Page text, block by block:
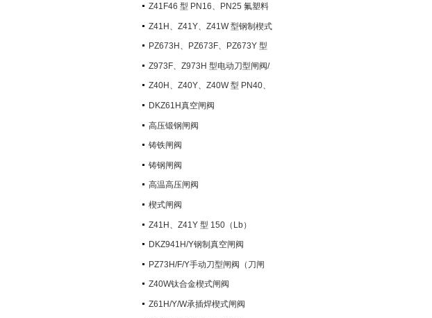
Z41F46 型 PN16、PN25 氟塑料
衬里楔式闸阀
Z41H、Z41Y、Z41W 型钢制楔式
闸阀PZ673H、PZ673F、PZ673Y 型
气动刀型闸阀/刀闸阀
Z973F、Z973H 型电动刀型闸阀/
刀闸阀
Z40H、Z40Y、Z40W 型 PN40、
PN63 钢制楔式闸阀
DKZ61H真空闸阀
高压锻钢闸阀
铸铁闸阀
铸钢闸阀
高温高压闸阀
楔式闸阀
Z41H、Z41Y 型 150（Lb）
~600（Lb） 钢制楔式闸阀
DKZ941H/Y钢制真空闸阀
PZ73H/F/Y手动刀型闸阀（刀闸
阀）Z40W钛合金楔式闸阀
Z61H/Y/W承插焊楔式闸阀